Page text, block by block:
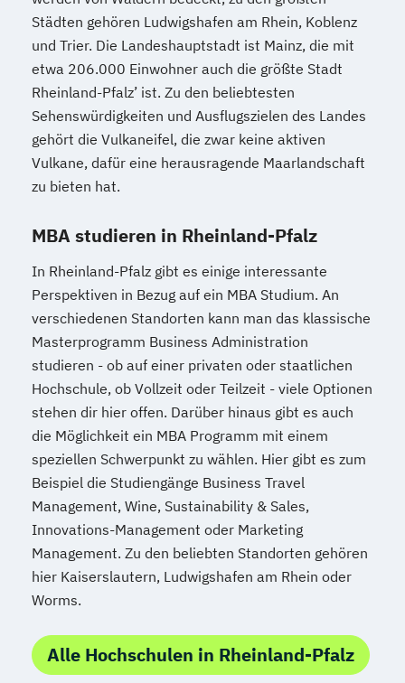
Städten gehören Ludwigshafen am Rhein, Koblenz
und Trier. Die Landeshauptstadt ist Mainz, die mit
etwa 206.000 Einwohner auch die größte Stadt
Rheinland-Pfalz’ ist. Zu den beliebtesten
Sehenswürdigkeiten und Ausflugszielen des Landes
gehört die Vulkaneifel, die zwar keine aktiven
Vulkane, dafür eine herausragende Maarlandschaft
zu bieten hat.
MBA studieren in Rheinland-Pfalz
In Rheinland-Pfalz gibt es einige interessante
Perspektiven in Bezug auf ein MBA Studium. An
verschiedenen Standorten kann man das klassische
Masterprogramm Business Administration
studieren - ob auf einer privaten oder staatlichen
Hochschule, ob Vollzeit oder Teilzeit - viele Optionen
stehen dir hier offen. Darüber hinaus gibt es auch
die Möglichkeit ein MBA Programm mit einem
speziellen Schwerpunkt zu wählen. Hier gibt es zum
Beispiel die Studiengänge Business Travel
Management, Wine, Sustainability & Sales,
Innovations-Management oder Marketing
Management. Zu den beliebten Standorten gehören
hier Kaiserslautern, Ludwigshafen am Rhein oder
Worms.
Alle Hochschulen in Rheinland-Pfalz